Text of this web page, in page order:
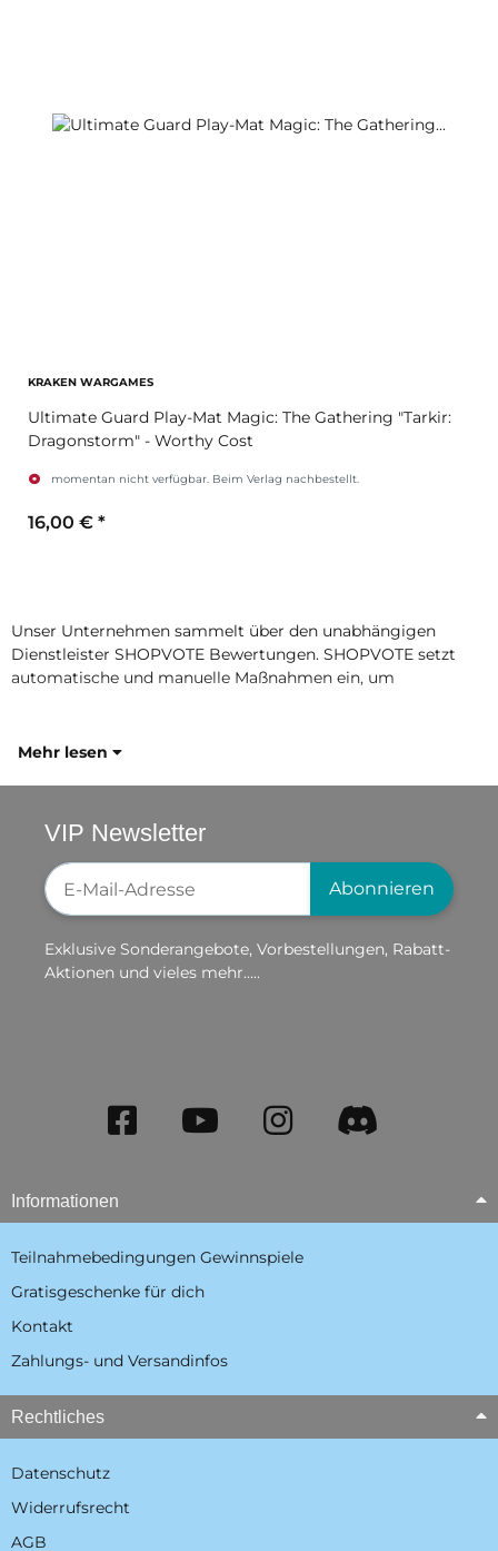
KRAKEN WARGAMES
Ultimate Guard Play-Mat Magic: The Gathering "Tarkir:
Dragonstorm" - Worthy Cost
momentan nicht verfügbar. Beim Verlag nachbestellt.
16,00 € *
Unser Unternehmen sammelt über den unabhängigen
Dienstleister SHOPVOTE Bewertungen. SHOPVOTE setzt
automatische und manuelle Maßnahmen ein, um
Mehr lesen
VIP Newsletter
Newsletter-Registrierung
Abonnieren
Exklusive Sonderangebote, Vorbestellungen, Rabatt-
Aktionen und vieles mehr.....
Informationen
Teilnahmebedingungen Gewinnspiele
Gratisgeschenke für dich
Kontakt
Zahlungs- und Versandinfos
Rechtliches
Datenschutz
Widerrufsrecht
AGB